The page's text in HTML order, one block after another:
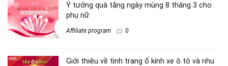
Ý tưởng quà tặng ngày mùng 8 tháng 3 cho
phụ nữ
Affiliate program 0
Giới thiệu về tình trạng ố kính xe ô tô và nhu